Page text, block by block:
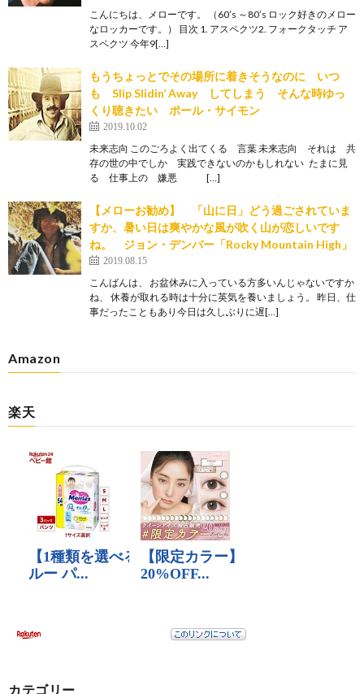
こんにちは、メローです。 （60’s ～80’s ロック好きのメロー
なロッカーです。） 目次 1. アスペクツ2. フォークタッチ ア
スペクツ 今年9[…]
もうちょっとでその場所に着きそうなのに いつ
も Slip Slidin’ Away してしまう そんな時ゆっ
くり聴きたい ポール・サイモン
2019.10.02
未来志向 このごろよく出てくる 言葉 未来志向 それは 共
存の世の中でしか 実践できないのかもしれない たまに見
る 仕事上の 嫌悪 […]
【メローお勧め】 「山に日」どう過ごされていま
すか、暑い日は爽やかな風が吹く山が恋しいです
ね。 ジョン・デンバー「Rocky Mountain High」
2019.08.15
こんばんは、 お盆休みに入っている方多いんじゃないですか
ね、 休養が取れる時は十分に英気を養いましょう。 昨日、仕
事だったこともあり今日は久しぶりに遅[…]
Amazon
楽天
カテゴリー